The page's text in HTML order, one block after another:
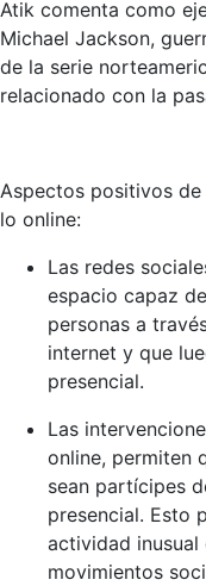
Atik comenta como
Michael Jackson,
de la serie
relacionado con la
Aspectos positivos
lo online:
Las redes
espacio capaz
personas a
internet y que
presencial.
Las
online, permiten
sean partícipes
presencial. Esto
actividad
movimientos